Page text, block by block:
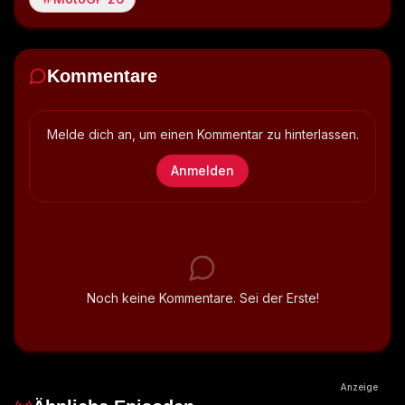
kommt super, geil!
Boxendame oder einem Boxenmitarbeiter und denkst an
Speaker 0: Vielleicht sollten Sie das einmal analysieren?
Speaker 0: Vom Fahren her haben Sie Nach wie vor, dass
sie wirklich... es gibt da diesen Arcade-Modus der
wahnsinnig viele Fehler verzeiht und so.
Speaker 0: also das ist sag ich der Einsteiger-Motus.
selbst im einfachen Modus ist der Pro-modus, dass er
zum spielen, das ist auch wieder das tolle ist für Einsteiger
Kommentare
Melde dich an, um einen Kommentar zu hinterlassen.
Anmelden
Noch keine Kommentare. Sei der Erste!
Anzeige